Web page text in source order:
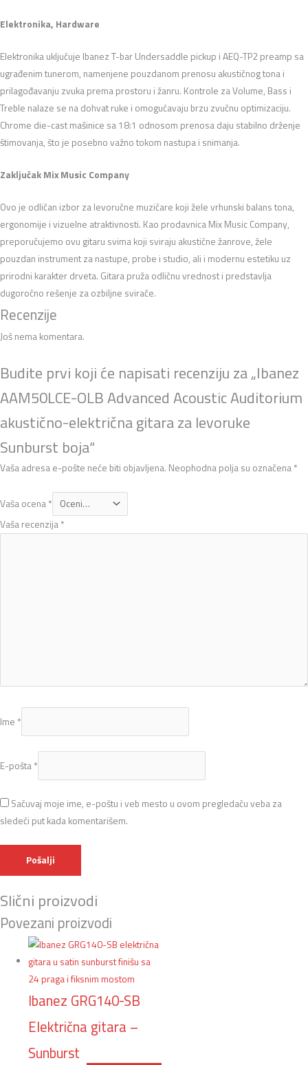
Elektronika, Hardware
Elektronika uključuje Ibanez T-bar Undersaddle pickup i AEQ-TP2 preamp sa
ugrađenim tunerom, namenjene pouzdanom prenosu akustičnog tona i
prilagođavanju zvuka prema prostoru i žanru. Kontrole za Volume, Bass i
Treble nalaze se na dohvat ruke i omogućavaju brzu zvučnu optimizaciju.
Chrome die-cast mašinice sa 18:1 odnosom prenosa daju stabilno drženje
štimovanja, što je posebno važno tokom nastupa i snimanja.
Zaključak Mix Music Company
Ovo je odličan izbor za levoručne muzičare koji žele vrhunski balans tona,
ergonomije i vizuelne atraktivnosti. Kao prodavnica Mix Music Company,
preporučujemo ovu gitaru svima koji sviraju akustične žanrove, žele
pouzdan instrument za nastupe, probe i studio, ali i modernu estetiku uz
prirodni karakter drveta. Gitara pruža odličnu vrednost i predstavlja
dugoročno rešenje za ozbiljne svirače.
Recenzije
Još nema komentara.
Budite prvi koji će napisati recenziju za „Ibanez
AAM50LCE-OLB Advanced Acoustic Auditorium
akustično-električna gitara za levoruke
Sunburst boja“
Vaša adresa e-pošte neće biti objavljena. Neophodna polja su označena *
Vaša ocena *
Vaša recenzija *
Ime *
E-pošta *
Sačuvaj moje ime, e-poštu i veb mesto u ovom pregledaču veba za
sledeći put kada komentarišem.
Slični proizvodi
Povezani proizvodi
Ibanez GRG140-SB
Električna gitara –
Sunburst